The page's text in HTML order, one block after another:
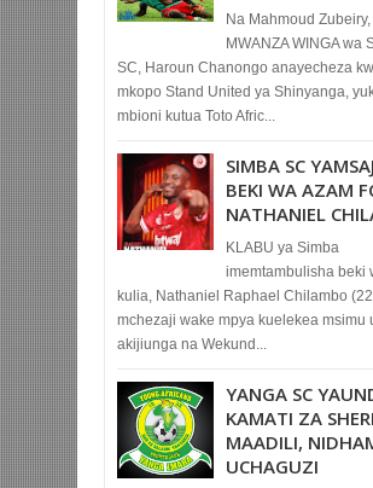
Na Mahmoud Zubeiry,
MWANZA WINGA wa
SC, Haroun Chanongo anayecheza
mkopo Stand United ya Shinyanga,
mbioni kutua Toto Afric...
SIMBA SC
BEKI WA AZAM
NATHANIEL
KLABU ya Simba
imemtambulisha beki
kulia, Nathaniel Raphael Chilambo
mchezaji wake mpya kuelekea msimu
akijiunga na Wekund...
YANGA SC
KAMATI ZA
MAADILI,
UCHAGUZI